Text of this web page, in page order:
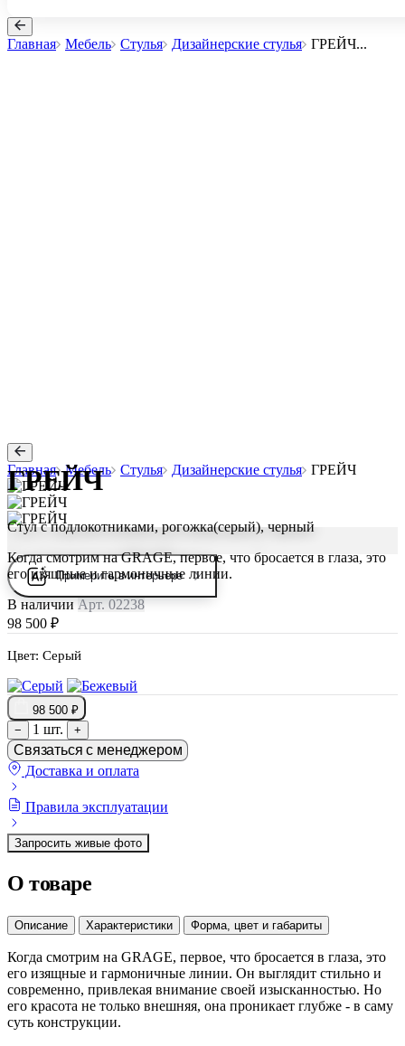
Главная Мебель Стулья Дизайнерские стулья ГРЕЙЧ...
Главная Мебель Стулья Дизайнерские стулья ГРЕЙЧ
Примерить в интерьере
ГРЕЙЧ
Стул с подлокотниками, рогожка(серый), черный
Когда смотрим на GRAGE, первое, что бросается в глаза, это
его изящные и гармоничные линии.
В наличии Арт. 02238
98 500 ₽
Цвет: Серый
98 500 ₽
−
1 шт. +
Связаться с менеджером
Доставка и оплата
Правила эксплуатации
Запросить живые фото
О товаре
Описание Характеристики Форма, цвет и габариты
Когда смотрим на GRAGE, первое, что бросается в глаза, это
его изящные и гармоничные линии. Он выглядит стильно и
современно, привлекая внимание своей изысканностью. Но
его красота не только внешняя, она проникает глубже - в саму
суть конструкции.